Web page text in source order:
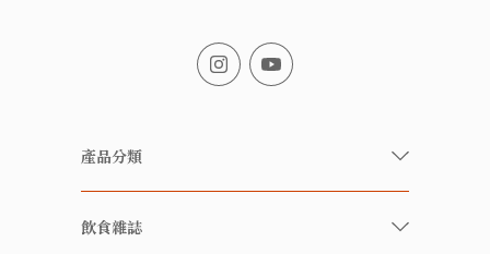
產品分類
有機/無農藥新鮮蔬果
飲食雜誌